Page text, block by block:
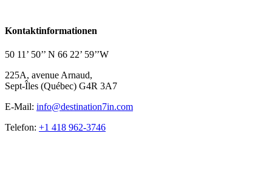
Kontaktinformationen
50 11’ 50’’ N 66 22’ 59’’W
225A, avenue Arnaud,
Sept-Îles (Québec) G4R 3A7
E-Mail: info@destination7in.com
Telefon: +1 418 962-3746